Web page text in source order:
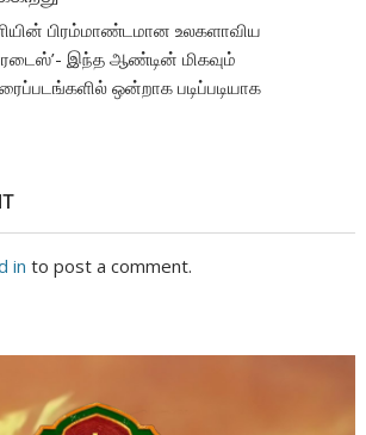
பிரம்மாண்டமான உலகளாவிய
இந்த ஆண்டின் மிகவும்
ஒன்றாக படிப்படியாக
in to post a comment.